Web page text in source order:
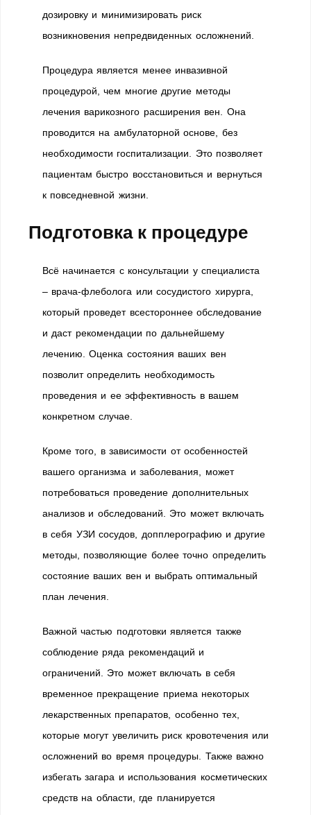
дозировку и минимизировать риск
возникновения непредвиденных осложнений.
Процедура является менее инвазивной
процедурой, чем многие другие методы
лечения варикозного расширения вен. Она
проводится на амбулаторной основе, без
необходимости госпитализации. Это позволяет
пациентам быстро восстановиться и вернуться
к повседневной жизни.
Подготовка к процедуре
Всё начинается с консультации у специалиста
– врача-флеболога или сосудистого хирурга,
который проведет всестороннее обследование
и даст рекомендации по дальнейшему
лечению. Оценка состояния ваших вен
позволит определить необходимость
проведения и ее эффективность в вашем
конкретном случае.
Кроме того, в зависимости от особенностей
вашего организма и заболевания, может
потребоваться проведение дополнительных
анализов и обследований. Это может включать
в себя УЗИ сосудов, допплерографию и другие
методы, позволяющие более точно определить
состояние ваших вен и выбрать оптимальный
план лечения.
Важной частью подготовки является также
соблюдение ряда рекомендаций и
ограничений. Это может включать в себя
временное прекращение приема некоторых
лекарственных препаратов, особенно тех,
которые могут увеличить риск кровотечения или
осложнений во время процедуры. Также важно
избегать загара и использования косметических
средств на области, где планируется